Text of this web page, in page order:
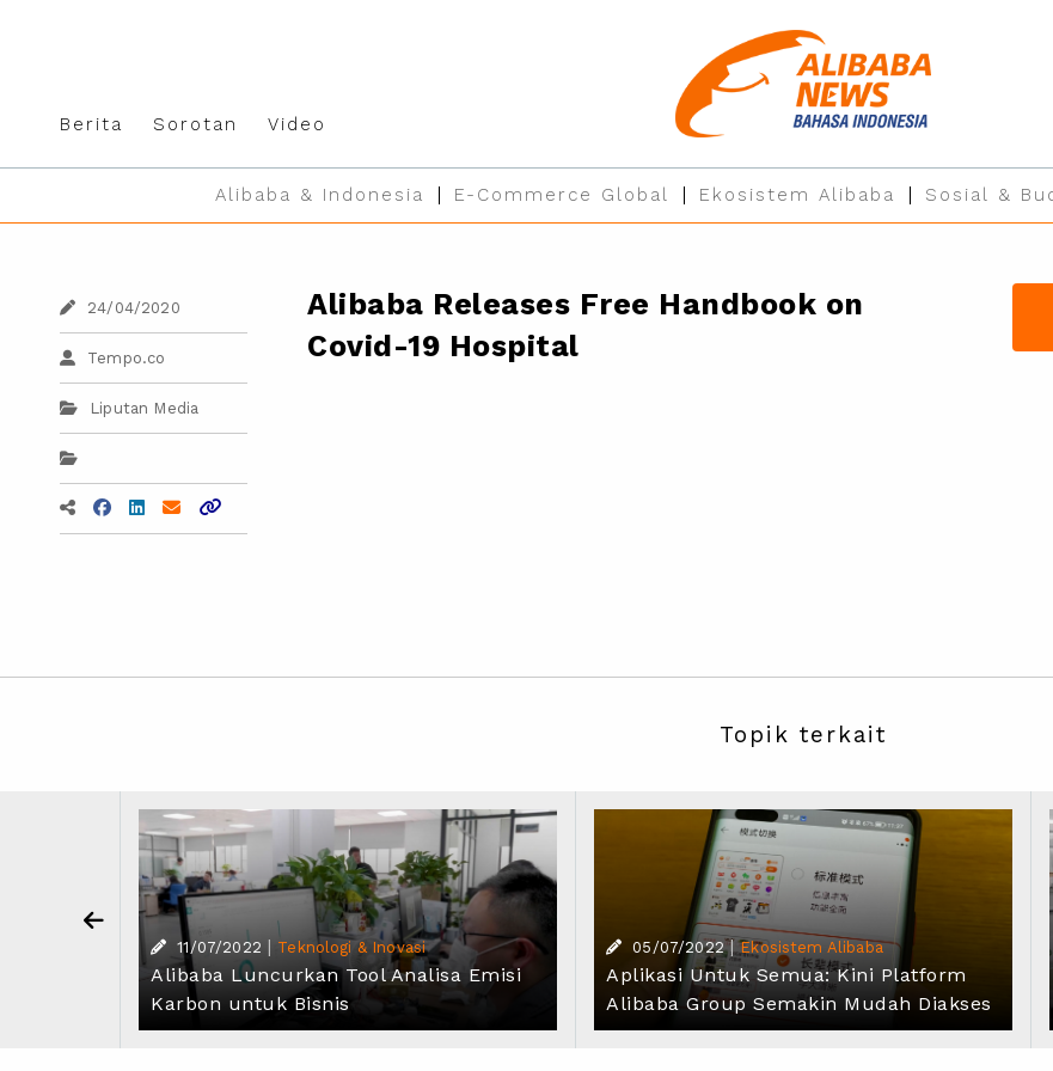
Berita Sorotan Video
Alibaba & Indonesia E-Commerce Global Ekosistem Alibaba Sosial &
24/04/2020
Tempo.co
Liputan Media
Alibaba Releases Free Handbook on
Covid-19 Hospital
Topik terkait
11/07/2022 | Teknologi & Inovasi
Alibaba Luncurkan Tool Analisa Emisi
Karbon untuk Bisnis
05/07/2022 | Ekosistem Alibaba
Aplikasi Untuk Semua: Kini Platform
Alibaba Group Semakin Mudah Diakses